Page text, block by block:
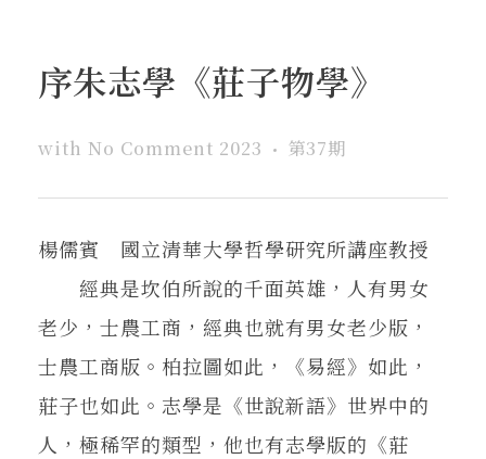
序朱志學《莊子物學》
with No Comment 2023 第37期
楊儒賓 國立清華大學哲學研究所講座教授
經典是坎伯所說的千面英雄，人有男女
老少，士農工商，經典也就有男女老少版，
士農工商版。柏拉圖如此，《易經》如此，
莊子也如此。志學是《世說新語》世界中的
人，極稀罕的類型，他也有志學版的《莊